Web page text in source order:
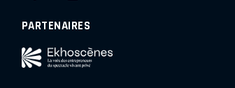
PARTENAIRES